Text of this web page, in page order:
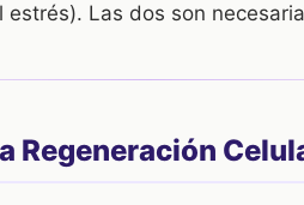
Las dos son
Regeneración